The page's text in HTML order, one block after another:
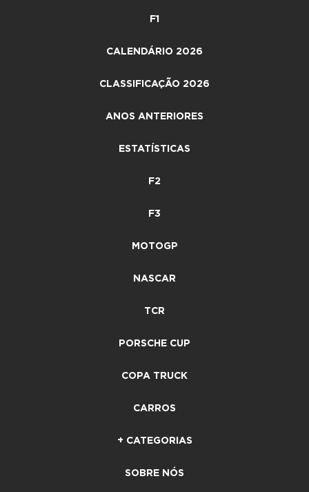
F1
CALENDÁRIO 2026
CLASSIFICAÇÃO 2026
ANOS ANTERIORES
ESTATÍSTICAS
F2
F3
MOTOGP
NASCAR
TCR
PORSCHE CUP
COPA TRUCK
CARROS
+ CATEGORIAS
SOBRE NÓS